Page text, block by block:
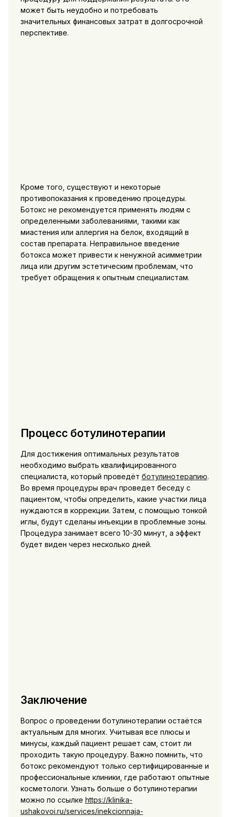
может быть неудобно и потребовать
значительных финансовых затрат в долгосрочной
перспективе.
Кроме того, существуют и некоторые
противопоказания к проведению процедуры.
Ботокс не рекомендуется применять людям с
определенными заболеваниями, такими как
миастения или аллергия на белок, входящий в
состав препарата. Неправильное введение
ботокса может привести к ненужной асимметрии
лица или другим эстетическим проблемам, что
требует обращения к опытным специалистам.
Процесс ботулинотерапии
Для достижения оптимальных результатов
необходимо выбрать квалифицированного
специалиста, который проведёт ботулинотерапию.
Во время процедуры врач проведет беседу с
пациентом, чтобы определить, какие участки лица
нуждаются в коррекции. Затем, с помощью тонкой
иглы, будут сделаны инъекции в проблемные зоны.
Процедура занимает всего 10-30 минут, а эффект
будет виден через несколько дней.
Заключение
Вопрос о проведении ботулинотерапии остаётся
актуальным для многих. Учитывая все плюсы и
минусы, каждый пациент решает сам, стоит ли
проходить такую процедуру. Важно помнить, что
ботокс рекомендуют только сертифицированные и
профессиональные клиники, где работают опытные
косметологи. Узнать больше о ботулинотерапии
можно по ссылке https://klinika-
ushakovoi.ru/services/inekcionnaja-